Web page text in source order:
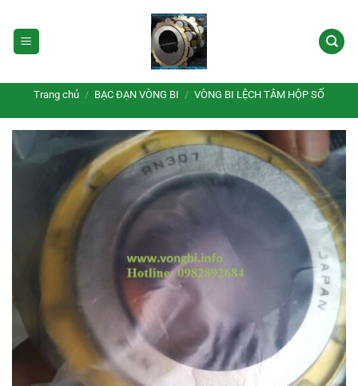
qua
nội
Trang chủ / BẠC ĐẠN VÒNG BI / VÒNG BI LỆCH TÂM HỘP SỐ